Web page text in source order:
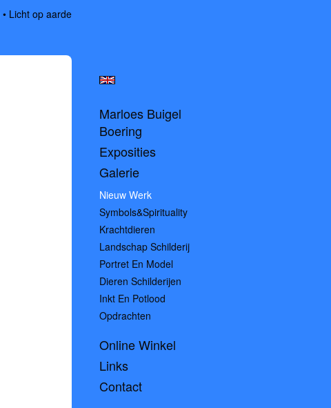
Licht op aarde
Marloes Buigel
Boering
Exposities
Galerie
Nieuw Werk
Symbols&spirituality
Krachtdieren
Landschap Schilderij
Portret En Model
Dieren Schilderijen
Inkt En Potlood
Opdrachten
Online Winkel
Links
Contact